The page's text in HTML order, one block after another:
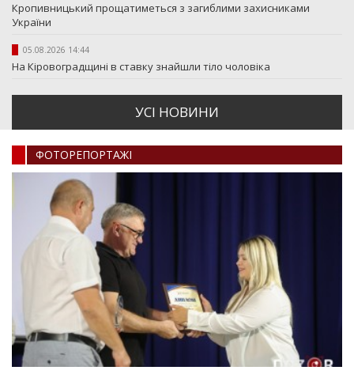
Кропивницький прощатиметься з загиблими захисниками
України
05.08.2026 14:44
На Кіровоградщині в ставку знайшли тіло чоловіка
УСI НОВИНИ
ФОТОРЕПОРТАЖI